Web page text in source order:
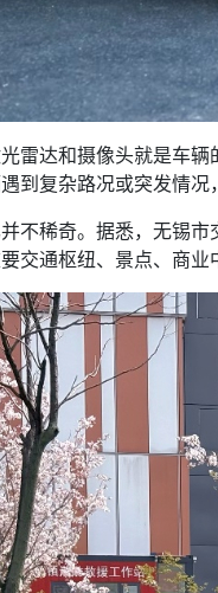
达和摄像头就是车辆
到复杂路况或突发情况
稀奇。据悉，无锡市
交通枢纽、景点、商